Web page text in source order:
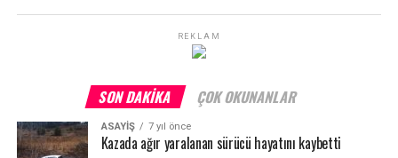
REKLAM
SON DAKIKA ÇOK OKUNANLAR
ASAYİŞ 7 yıl önce
Kazada ağır yaralanan sürücü hayatını kaybetti